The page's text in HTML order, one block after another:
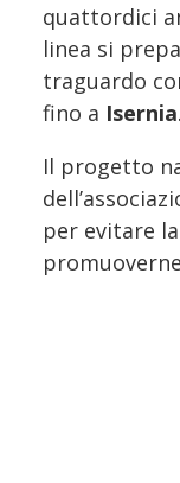
quattordici
linea si
traguardo
fino a Isernia.
Il progetto
per evitare